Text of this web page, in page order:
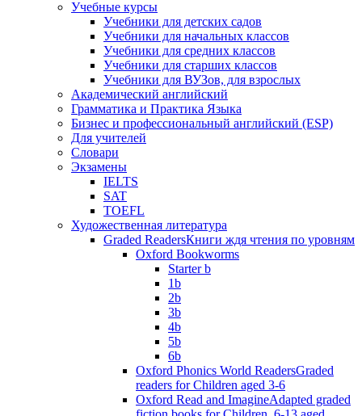
Учебные курсы
Учебники для детских садов
Учебники для начальных классов
Учебники для средних классов
Учебники для старших классов
Учебники для ВУЗов, для взрослых
Академический английский
Грамматика и Практика Языка
Бизнес и профессиональный английский (ESP)
Для учителей
Словари
Экзамены
IELTS
SAT
TOEFL
Художественная литература
Graded ReadersКниги ждя чтения по уровням
Oxford Bookworms
Starter b
1b
2b
3b
4b
5b
6b
Oxford Phonics World ReadersGraded
readers for Children aged 3-6
Oxford Read and ImagineAdapted graded